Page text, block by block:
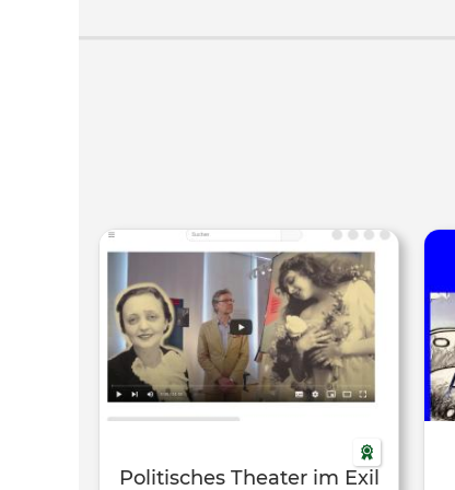
freiwillig auch gefangen um die Rosen
und damit dann auch ihren Vater zu
retten. Und dann sind da noch eine
nörgelnde Standuhr und ein zickiger
Kerzenleuchter, die alles daransetzen,
dass Bella das Biest mag – um endlich
auch selbst erlöst zu werden...
Politisches Theater im Exil